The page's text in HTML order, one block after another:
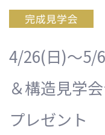
4/26(日)～5/
＆構造見学
プレゼント